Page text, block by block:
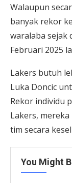
Walaupun
banyak rekor
waralaba sejak
Februari 2025
Lakers butuh
Luka Doncic
Rekor individu
Lakers,
tim secara
You Might